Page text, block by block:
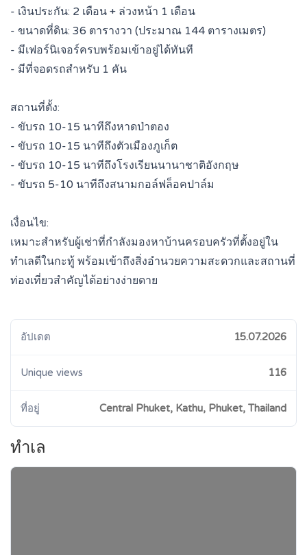
- เงินประกัน: 2 เดือน + ล่วงหน้า 1 เดือน
- ขนาดที่ดิน: 36 ตารางวา (ประมาณ 144 ตารางเมตร)
- มีเฟอร์นิเจอร์ครบพร้อมเข้าอยู่ได้ทันที
- มีที่จอดรถสำหรับ 1 คัน
สถานที่ตั้ง:
- ขับรถ 10-15 นาทีถึงหาดป่าตอง
- ขับรถ 10-15 นาทีถึงตัวเมืองภูเก็ต
- ขับรถ 10-15 นาทีถึงโรงเรียนนานาชาติอังกฤษ
- ขับรถ 5-10 นาทีถึงสนามกอล์ฟล็อคปาล์ม
เงื่อนไข:
เหมาะสำหรับผู้เช่าที่กำลังมองหาบ้านครอบครัวที่ตั้งอยู่ใน
ทำเลดีในกะทู้ พร้อมเข้าถึงสิ่งอำนวยความสะดวกและสถานที่
ท่องเที่ยวสำคัญได้อย่างง่ายดาย
อัปเดต 15.07.2026
Unique views 116
ที่อยู่ Central Phuket, Kathu, Phuket, Thailand
ทำเล